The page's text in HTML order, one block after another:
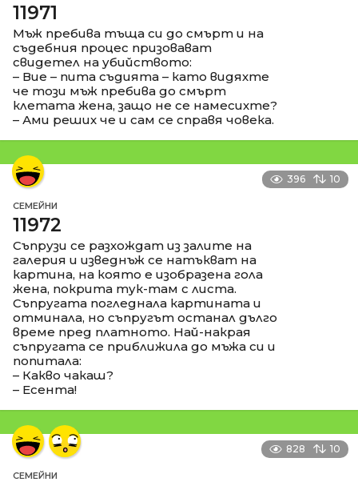
11971
Мъж пребива тъща си до смърт и на
съдебния процес призовават
свидетел на убийството:
– Вие – пита съдията – като видяхте
че този мъж пребива до смърт
клетата жена, защо не се намесихте?
– Ами реших че и сам се справя човека.
396 10
СЕМЕЙНИ
11972
Съпрузи се разхождат из залите на
галерия и изведнъж се натъкват на
картина, на която е изобразена гола
жена, покрита тук-там с листа.
Съпругата погледнала картината и
отминала, но съпругът останал дълго
време пред платното. Най-накрая
съпругата се приближила до мъжа си и
попитала:
– Какво чакаш?
– Есента!
828 10
СЕМЕЙНИ